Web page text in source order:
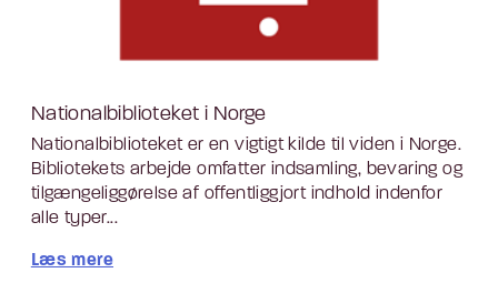
Nationalbiblioteket i Norge
Nationalbiblioteket er en vigtigt kilde til viden i Norge.
Bibliotekets arbejde omfatter indsamling, bevaring og
tilgængeliggørelse af offentliggjort indhold indenfor
alle typer...
Læs mere